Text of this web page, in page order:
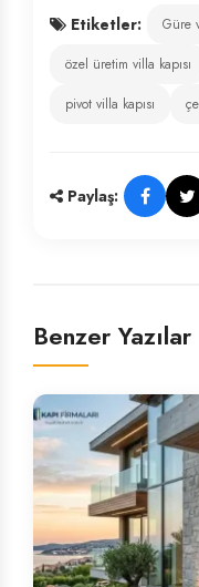
Etiketler: Güre
özel üretim villa kapısı
pivot villa kapısı
Paylaş:
Benzer Yazılar